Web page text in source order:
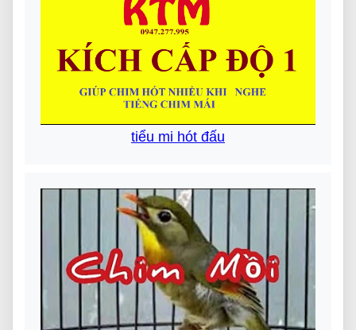
tiểu mi hót đấu